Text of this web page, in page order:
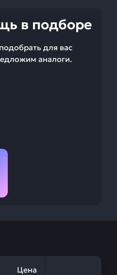
в подборе
для вас
аналоги.
Цена